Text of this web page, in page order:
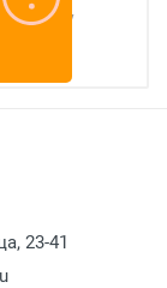
моменту
15:00, в
23-41